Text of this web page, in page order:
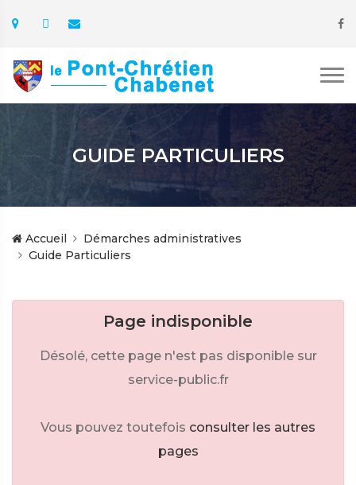
GUIDE PARTICULIERS
Accueil
Démarches administratives
Guide Particuliers
Page indisponible
Désolé, cette page n'est pas disponible sur
service-public.fr
Vous pouvez toutefois consulter les autres
pages